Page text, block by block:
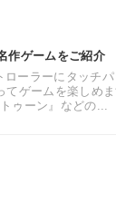
作ゲームをご紹介
ーラーにタッチ
ゲームを楽しめ
ゥーン』などの...